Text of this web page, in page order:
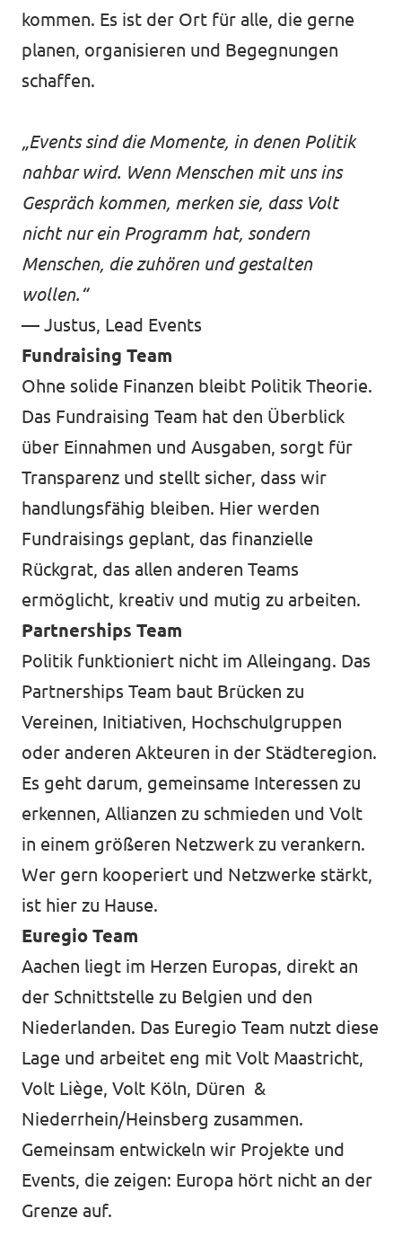
kommen. Es ist der Ort für alle, die gerne
planen, organisieren und Begegnungen
schaffen.
„Events sind die Momente, in denen Politik
nahbar wird. Wenn Menschen mit uns ins
Gespräch kommen, merken sie, dass Volt
nicht nur ein Programm hat, sondern
Menschen, die zuhören und gestalten
wollen.“
— Justus, Lead Events
Fundraising Team
Ohne solide Finanzen bleibt Politik Theorie.
Das Fundraising Team hat den Überblick
über Einnahmen und Ausgaben, sorgt für
Transparenz und stellt sicher, dass wir
handlungsfähig bleiben. Hier werden
Fundraisings geplant, das finanzielle
Rückgrat, das allen anderen Teams
ermöglicht, kreativ und mutig zu arbeiten.
Partnerships Team
Politik funktioniert nicht im Alleingang. Das
Partnerships Team baut Brücken zu
Vereinen, Initiativen, Hochschulgruppen
oder anderen Akteuren in der Städteregion.
Es geht darum, gemeinsame Interessen zu
erkennen, Allianzen zu schmieden und Volt
in einem größeren Netzwerk zu verankern.
Wer gern kooperiert und Netzwerke stärkt,
ist hier zu Hause.
Euregio Team
Aachen liegt im Herzen Europas, direkt an
der Schnittstelle zu Belgien und den
Niederlanden. Das Euregio Team nutzt diese
Lage und arbeitet eng mit Volt Maastricht,
Volt Liège, Volt Köln, Düren &
Niederrhein/Heinsberg zusammen.
Gemeinsam entwickeln wir Projekte und
Events, die zeigen: Europa hört nicht an der
Grenze auf.